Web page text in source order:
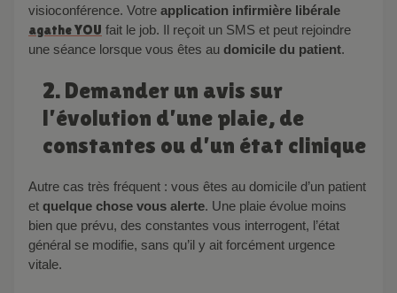
visioconférence. Votre application infirmière libérale
agathe YOU fait le job. Il reçoit un SMS et peut rejoindre
une séance lorsque vous êtes au domicile du patient.
2. Demander un avis sur
l’évolution d’une plaie, de
constantes ou d’un état clinique
Autre cas très fréquent : vous êtes au domicile d’un patient
et quelque chose vous alerte. Une plaie évolue moins
bien que prévu, des constantes vous interrogent, l’état
général se modifie, sans qu’il y ait forcément urgence
vitale.